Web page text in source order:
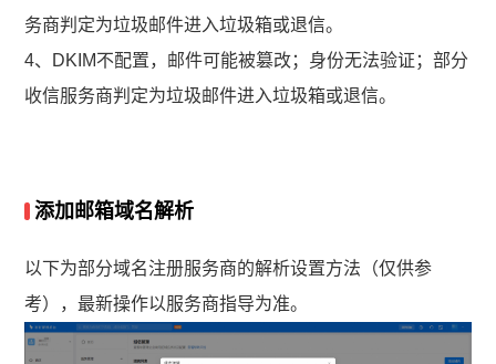
务商判定为垃圾邮件进入垃圾箱或退信。
4、DKIM不配置，邮件可能被篡改；身份无法验证；部分
收信服务商判定为垃圾邮件进入垃圾箱或退信。
添加邮箱域名解析
以下为部分域名注册服务商的解析设置方法（仅供参
考），最新操作以服务商指导为准。